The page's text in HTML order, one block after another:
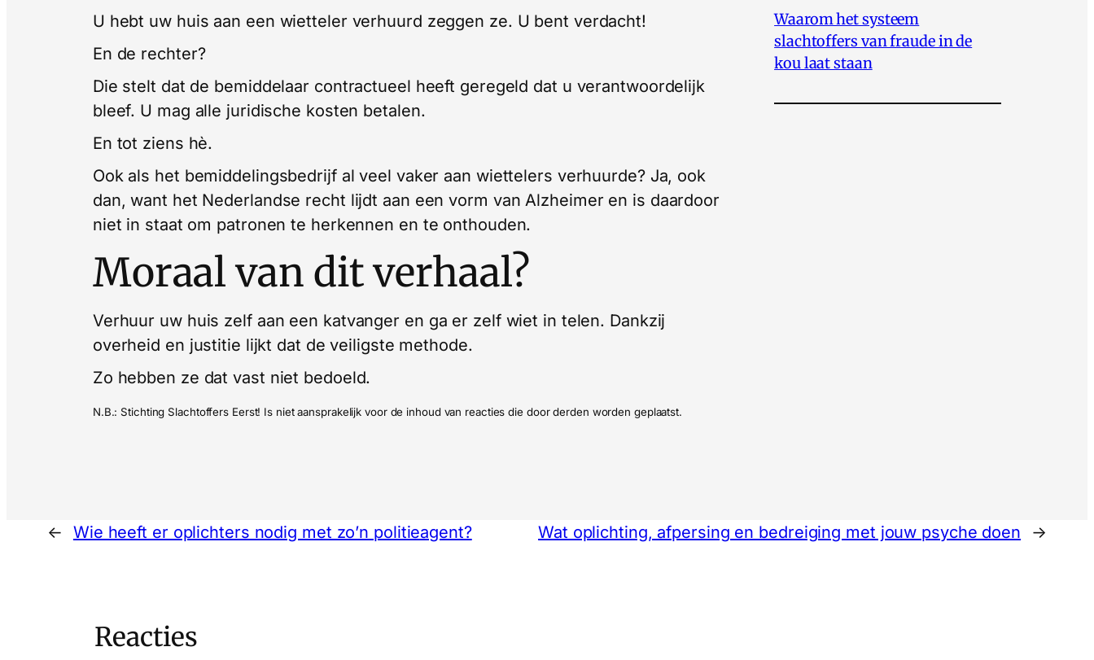
U hebt uw huis aan een wietteler verhuurd zeggen ze. U bent verdacht!
En de rechter?
Die stelt dat de bemiddelaar contractueel heeft geregeld dat u verantwoordelijk
bleef. U mag alle juridische kosten betalen.
En tot ziens hè.
Ook als het bemiddelingsbedrijf al veel vaker aan wiettelers verhuurde? Ja, ook
dan, want het Nederlandse recht lijdt aan een vorm van Alzheimer en is daardoor
niet in staat om patronen te herkennen en te onthouden.
Moraal van dit verhaal?
Verhuur uw huis zelf aan een katvanger en ga er zelf wiet in telen. Dankzij
overheid en justitie lijkt dat de veiligste methode.
Zo hebben ze dat vast niet bedoeld.
N.B.: Stichting Slachtoffers Eerst! Is niet aansprakelijk voor de inhoud van reacties die door derden worden geplaatst.
Waarom het systeem
slachtoffers van fraude in de
kou laat staan
← Wie heeft er oplichters nodig met zo’n politieagent? Wat oplichting, afpersing en bedreiging met jouw psyche doen →
Reacties